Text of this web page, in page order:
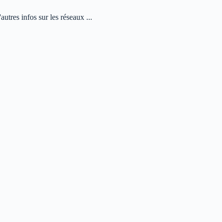
infos sur les réseaux ...